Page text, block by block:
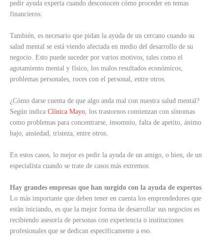
pedir ayuda experta cuando desconocen cómo proceder en temas
financieros.
También, es necesario que pidan la ayuda de un cercano cuando su
salud mental se está viendo afectada en medio del desarrollo de su
negocio. Esto puede suceder por varios motivos, tales como el
agotamiento mental y físico, los malos resultados económicos,
problemas personales, roces con el personal, entre otros.
¿Cómo darse cuenta de que algo anda mal con nuestra salud mental?
Según indica Clínica Mayo, los trastornos comienzan con síntomas
como problemas para concentrarse, insomnio, falta de apetito, ánimo
bajo, ansiedad, tristeza, entre otros.
En estos casos, lo mejor es pedir la ayuda de un amigo, o bien, de un
especialista cuando se trate de casos más extremos.
Hay grandes empresas que han surgido con la ayuda de expertos
Lo más importante que deben tener en cuenta los emprendedores que
están iniciando, es que la mejor forma de desarrollar sus negocios es
recibiendo asesoría de personas con experiencia o instituciones
profesionales que se dedican específicamente a eso.